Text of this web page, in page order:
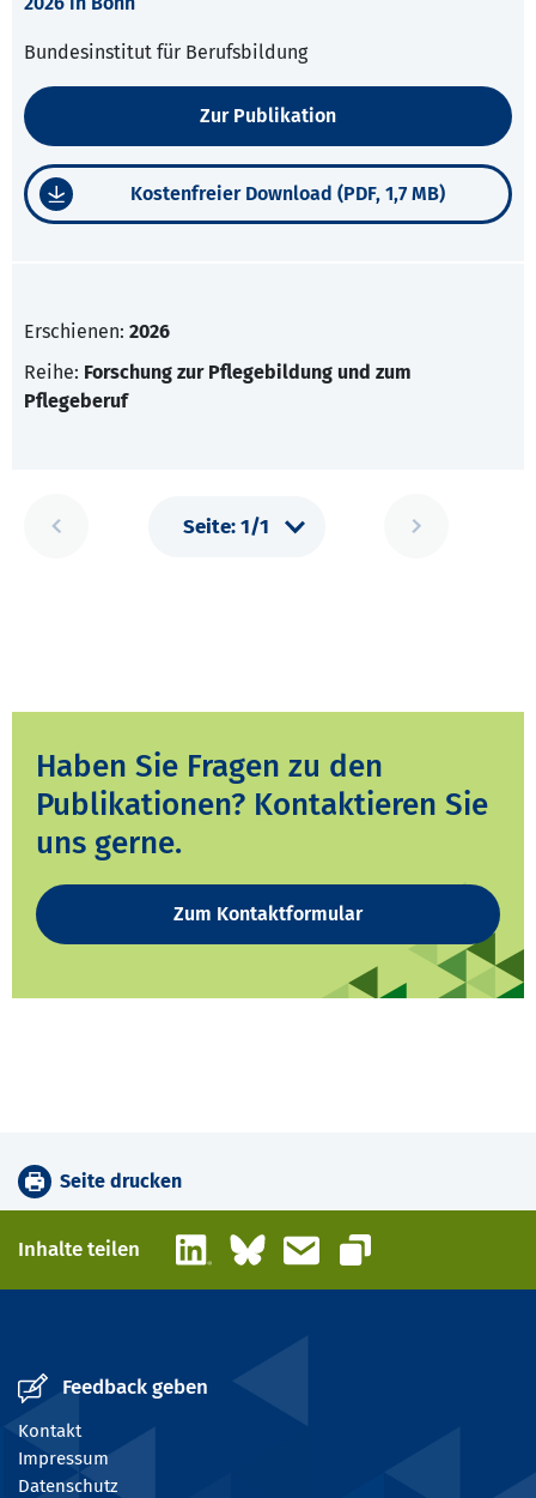
Bundesinstitut für Berufsbildung
Zur Publikation
Kostenfreier Download (PDF, 1,7 MB)
Erschienen: 2026
Reihe: Forschung zur Pflegebildung und zum
Pflegeberuf
Haben Sie Fragen zu den
Publikationen? Kontaktieren Sie
uns gerne.
Zum Kontaktformular
Seite drucken
Inhalte teilen LinkedInBlueskyE-Mail
Link kopieren
Feedback geben
Kontakt
Impressum
Datenschutz